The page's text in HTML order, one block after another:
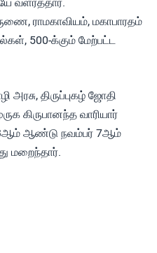
ராமகாவியம், மகாபாரதம்
500-க்கும் மேற்பட்ட
திருப்புகழ் ஜோதி
கிருபானந்த வாரியார்
ஆண்டு நவம்பர் 7ஆம்
மறைந்தார்.